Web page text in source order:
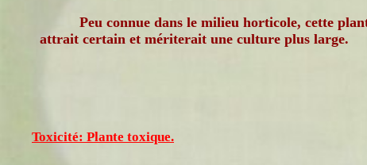
Peu connue dans le milieu horticole, cette
attrait certain et mériterait une culture plus large.
Toxicité: Plante toxique.